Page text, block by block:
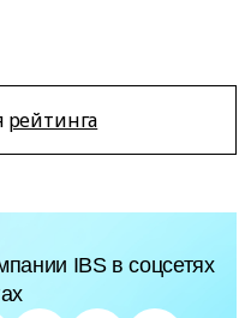
рейтинга
IBS в соцсетях